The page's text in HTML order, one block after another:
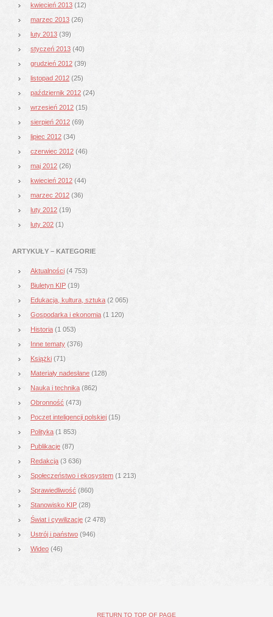
kwiecień 2013 (12)
marzec 2013 (26)
luty 2013 (39)
styczeń 2013 (40)
grudzień 2012 (39)
listopad 2012 (25)
październik 2012 (24)
wrzesień 2012 (15)
sierpień 2012 (69)
lipiec 2012 (34)
czerwiec 2012 (46)
maj 2012 (26)
kwiecień 2012 (44)
marzec 2012 (36)
luty 2012 (19)
luty 202 (1)
ARTYKUŁY – KATEGORIE
Aktualności (4 753)
Biuletyn KIP (19)
Edukacja, kultura, sztuka (2 065)
Gospodarka i ekonomia (1 120)
Historia (1 053)
Inne tematy (376)
Książki (71)
Materiały nadesłane (128)
Nauka i technika (862)
Obronność (473)
Poczet inteligencji polskiej (15)
Polityka (1 853)
Publikacje (87)
Redakcja (3 636)
Społeczeństwo i ekosystem (1 213)
Sprawiedliwość (860)
Stanowisko KIP (28)
Świat i cywilizacje (2 478)
Ustrój i państwo (946)
Wideo (46)
RETURN TO TOP OF PAGE